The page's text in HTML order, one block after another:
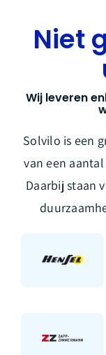
Niet
Wij leveren
Solvilo is een
van een
Daarbij staan